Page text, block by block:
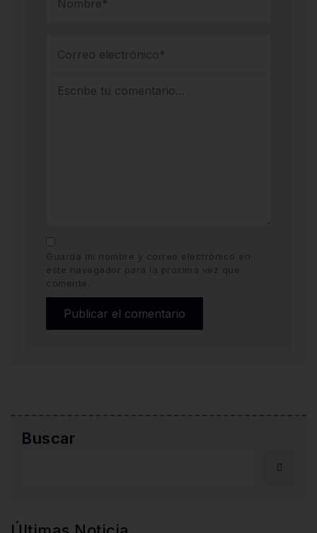
Guarda mi nombre y correo electrónico en
este navegador para la próxima vez que
comente.
Buscar